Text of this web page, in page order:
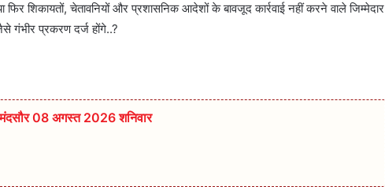
फिर शिकायतों, चेतावनियों और प्रशासनिक आदेशों के बावजूद कार्रवाई नहीं करने वाले जिम्मेदार
गंभीर प्रकरण दर्ज होंगे..?
08 अगस्त 2026 शनिवार